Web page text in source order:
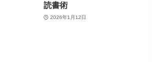
読書術
2026年1月12日